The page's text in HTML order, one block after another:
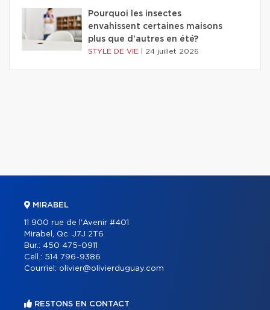
Pourquoi les insectes
envahissent certaines maisons
plus que d'autres en été?
STYLE DE VIE 24 juillet 2026
MIRABEL
11 900 rue de l'Avenir #401
Mirabel, Qc. J7J 2T6
Bur.: 450 475-0911
Cell.: 514 796-9386
Courriel: olivier@olivierduguay.com
RESTONS EN CONTACT